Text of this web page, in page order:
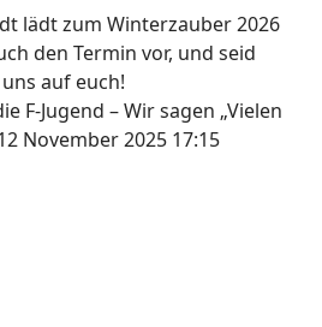
lädt zum Winterzauber 2026
den Termin vor, und seid
auf euch!
F-Jugend – Wir sagen „Vielen
November 2025 17:15